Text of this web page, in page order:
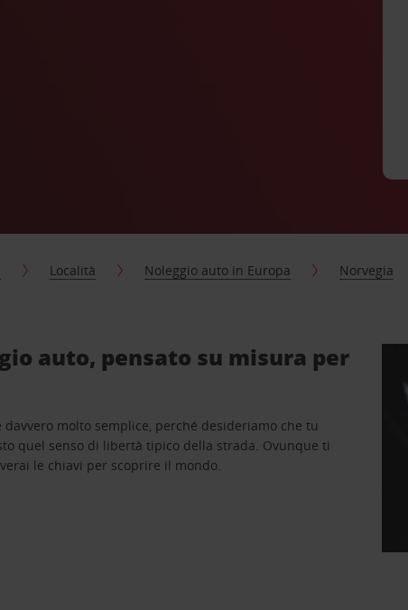
Località Noleggio auto in Europa Norvegia
auto, pensato su misura per
molto semplice, perché desideriamo che tu
quel senso di libertà tipico della strada. Ovunque ti
le chiavi per scoprire il mondo.